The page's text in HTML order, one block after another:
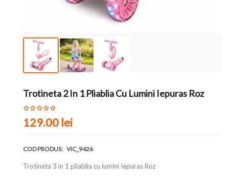
Trotineta 2 In 1 Pliablia Cu Lumini Iepuras Roz
129.00 lei
COD PRODUS: VIC_9426
Trotineta 3 in 1 pliablia cu lumini Iepuras Roz